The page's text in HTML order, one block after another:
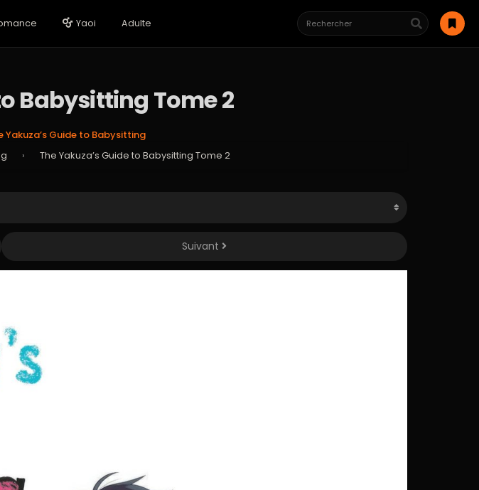
Yaoi Adulte
Babysitting Tome 2
Yakuza’s Guide to Babysitting
› The Yakuza’s Guide to Babysitting Tome 2
Suivant